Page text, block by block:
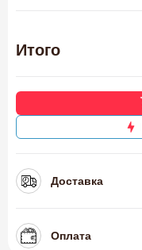
Итого
Доставка
Оплата